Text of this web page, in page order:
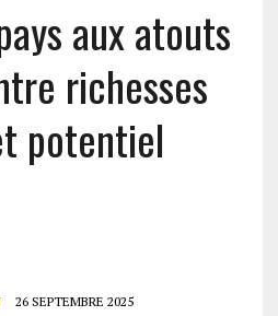
aux atouts
richesses
potentiel
26 SEPTEMBRE 2025